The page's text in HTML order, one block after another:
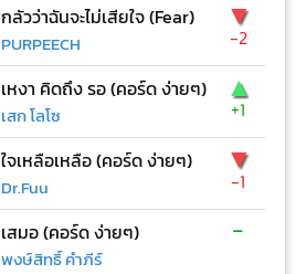
กลัวว่าฉันจะไม่เสียใจ (Fear)
PURPEECH
▼
-2
เหงา คิดถึง รอ (คอร์ด ง่ายๆ)
เสก โลโซ
▲
+1
ใจเหลือเหลือ (คอร์ด ง่ายๆ)
Dr.Fuu
▼
-1
เสมอ (คอร์ด ง่ายๆ)
พงษ์สิทธิ์ คำภีร์
-